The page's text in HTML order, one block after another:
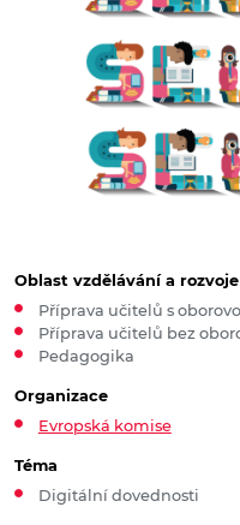
Oblast vzdělávání a rozvoje
Příprava učitelů s
Příprava učitelů bez
Pedagogika
Organizace
Evropská komise
Téma
Digitální dovednosti